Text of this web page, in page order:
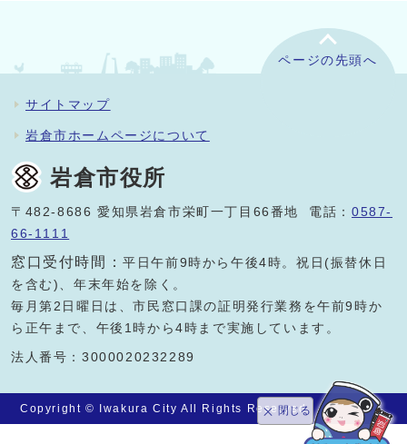
閉じる
ページの先頭へ
サイトマップ
岩倉市ホームページについて
岩倉市役所
〒482-8686 愛知県岩倉市栄町一丁目66番地 電話：0587-
66-1111
窓口受付時間：平日午前9時から午後4時。祝日(振替休日
を含む)、年末年始を除く。
毎月第2日曜日は、市民窓口課の証明発行業務を午前9時か
ら正午まで、午後1時から4時まで実施しています。
法人番号：3000020232289
Copyright © Iwakura City All Rights Reserved.